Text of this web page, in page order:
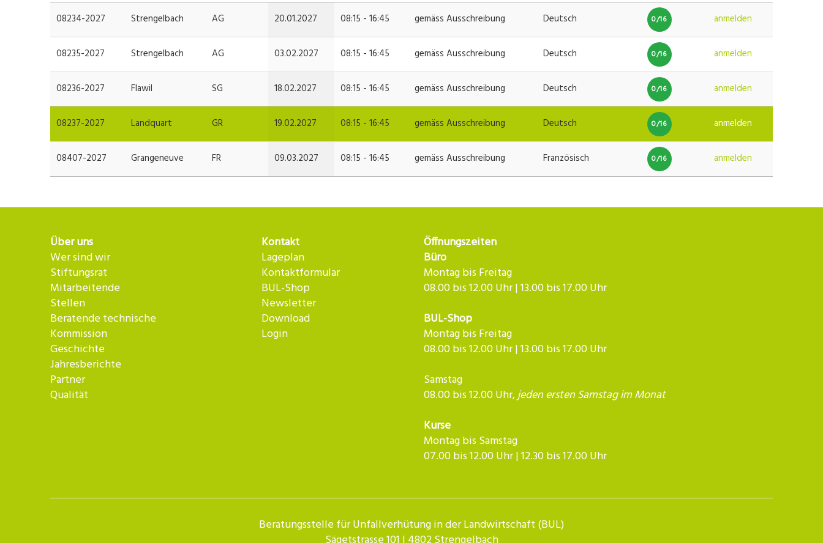
08234-2027 Strengelbach AG 20.01.2027 08:15 - 16:45 gemäss Ausschreibung Deutsch 0/16 anmelden
08235-2027 Strengelbach AG 03.02.2027 08:15 - 16:45 gemäss Ausschreibung Deutsch 0/16 anmelden
08236-2027 Flawil SG 18.02.2027 08:15 - 16:45 gemäss Ausschreibung Deutsch 0/16 anmelden
08237-2027 Landquart GR 19.02.2027 08:15 - 16:45 gemäss Ausschreibung Deutsch 0/16 anmelden
08407-2027 Grangeneuve FR 09.03.2027 08:15 - 16:45 gemäss Ausschreibung Französisch 0/16 anmelden
Über uns
Wer sind wir
Stiftungsrat
Mitarbeitende
Stellen
Beratende technische
Kommission
Geschichte
Jahresberichte
Partner
Qualität
Kontakt
Lageplan
Kontaktformular
BUL-Shop
Newsletter
Download
Login
Öffnungszeiten
Büro
Montag bis Freitag
08.00 bis 12.00 Uhr | 13.00 bis 17.00 Uhr
BUL-Shop
Montag bis Freitag
08.00 bis 12.00 Uhr | 13.00 bis 17.00 Uhr
Samstag
08.00 bis 12.00 Uhr,jeden ersten Samstag im Monat
Kurse
Montag bis Samstag
07.00 bis 12.00 Uhr | 12.30 bis 17.00 Uhr​​​​​​
Beratungsstelle für Unfallverhütung in der Landwirtschaft (BUL)